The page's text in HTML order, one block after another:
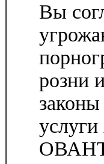
Вы
розни